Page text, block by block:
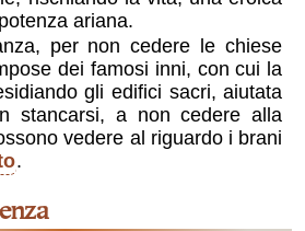
ariana.
per non cedere le chiese
dei famosi inni, con cui la
gli edifici sacri, aiutata
stancarsi, a non cedere alla
vedere al riguardo i brani
.